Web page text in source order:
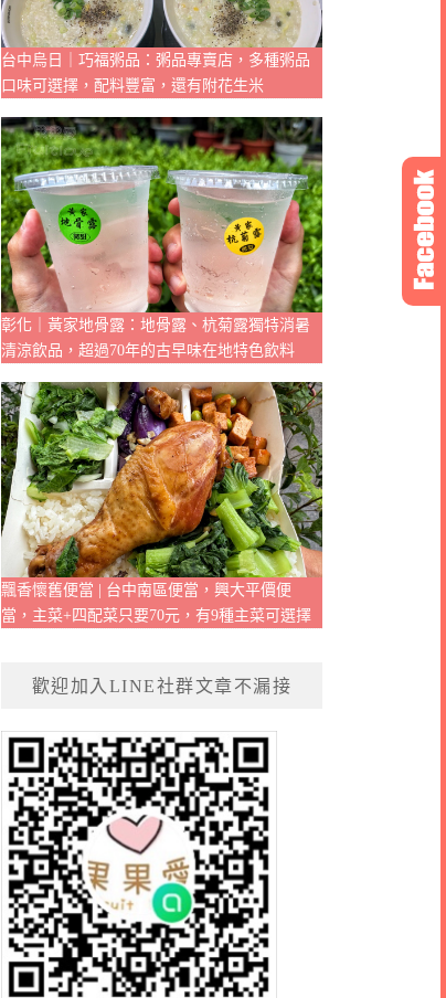
台中烏日｜巧福粥品：粥品專賣店，多種粥品
口味可選擇，配料豐富，還有附花生米
彰化｜黃家地骨露：地骨露、杭菊露獨特消暑
清涼飲品，超過70年的古早味在地特色飲料
飄香懷舊便當 | 台中南區便當，興大平價便
當，主菜+四配菜只要70元，有9種主菜可選擇
歡迎加入LINE社群文章不漏接